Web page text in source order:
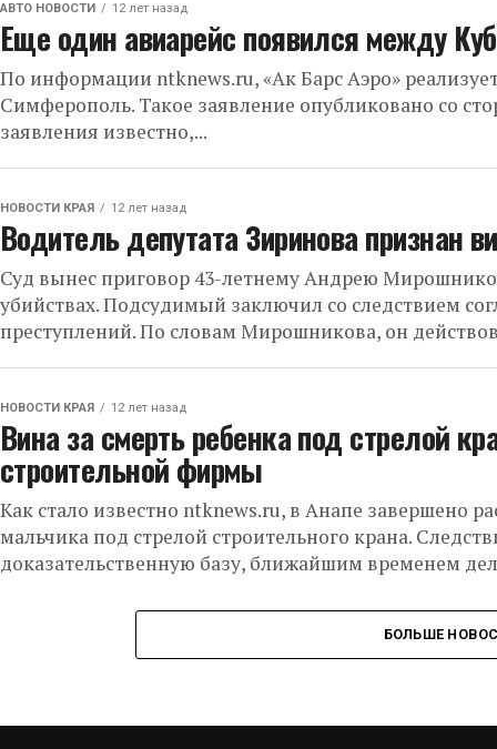
АВТО НОВОСТИ 12 лет назад
Еще один авиарейс появился между
По информации ntknews.ru, «Ак Барс Аэро»
Симферополь. Такое заявление опубликовано со
заявления известно,...
НОВОСТИ КРАЯ 12 лет назад
Водитель депутата Зиринова признан
Суд вынес приговор 43-летнему Андрею
убийствах. Подсудимый заключил со следствием
преступлений. По словам Мирошникова, он
НОВОСТИ КРАЯ 12 лет назад
Вина за смерть ребенка под стрелой
строительной фирмы
Как стало известно ntknews.ru, в Анапе завершено
мальчика под стрелой строительного крана.
доказательственную базу, ближайшим временем
БОЛЬШЕ